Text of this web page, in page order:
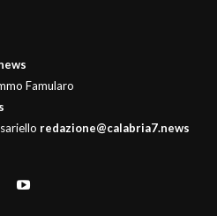
Famularo
redazione@calabria7.news